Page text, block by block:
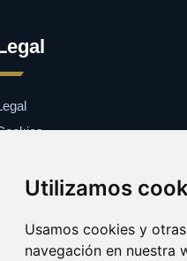
Utilizamos
Usamos cookies y
navegación en nuestra